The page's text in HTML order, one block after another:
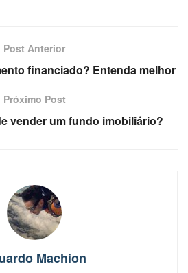
Post Anterior
financiado? Entenda melhor
Próximo Post
vender um fundo imobiliário?
Machion